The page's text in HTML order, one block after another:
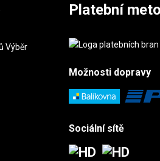
Výběr
Platební
Možnostidopravy
Sociální sítě